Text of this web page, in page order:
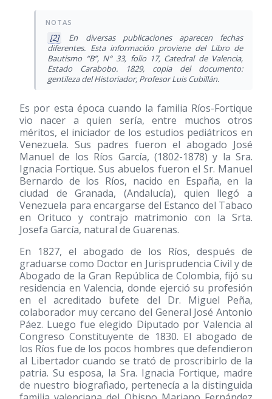
[2]
En diversas publicaciones aparecen fechas
diferentes. Esta información proviene del Libro de
Bautismo “B”, N° 33, folio 17, Catedral de Valencia,
Estado Carabobo. 1829, copia del documento:
gentileza del Historiador, Profesor Luis Cubillán.
Es por esta época cuando la familia Ríos-Fortique
vio nacer a quien sería, entre muchos otros
méritos, el iniciador de los estudios pediátricos en
Venezuela. Sus padres fueron el abogado José
Manuel de los Ríos García, (1802-1878) y la Sra.
Ignacia Fortique. Sus abuelos fueron el Sr. Manuel
Bernardo de los Ríos, nacido en España, en la
ciudad de Granada, (Andalucía), quien llegó a
Venezuela para encargarse del Estanco del Tabaco
en Orituco y contrajo matrimonio con la Srta.
Josefa García, natural de Guarenas.
En 1827, el abogado de los Ríos, después de
graduarse como Doctor en Jurisprudencia Civil y de
Abogado de la Gran República de Colombia, fijó su
residencia en Valencia, donde ejerció su profesión
en el acreditado bufete del Dr. Miguel Peña,
colaborador muy cercano del General José Antonio
Páez. Luego fue elegido Diputado por Valencia al
Congreso Constituyente de 1830. El abogado de
los Ríos fue de los pocos hombres que defendieron
al Libertador cuando se trató de proscribirlo de la
patria. Su esposa, la Sra. Ignacia Fortique, madre
de nuestro biografiado, pertenecía a la distinguida